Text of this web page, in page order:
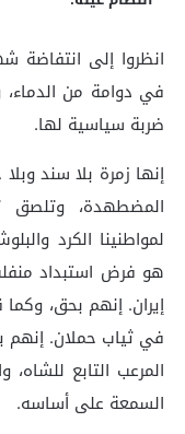
انظروا إلى انتفاضة
في دوامة من الدماء،
ضربة سياسية لها.
إنها زمرة بلا سند
المضطهدة، وتلصق
لمواطنينا الكرد
هو فرض استبداد
إيران. إنهم بحق،
في ثياب حملان.
المرعب التابع
السمعة على أساسه.